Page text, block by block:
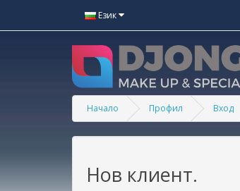
Език
Начало Профил Вход
Нов клиент.